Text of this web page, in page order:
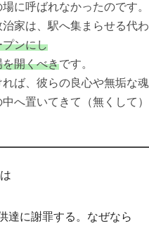
に呼ばれなかったのです。
治家は、駅へ集まらせる代
プンにし
開くべきです。
れば、彼らの良心や無垢な
へ置いてきて（無くして
達に謝罪する。なぜなら